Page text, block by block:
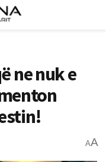
ne nuk e
AA